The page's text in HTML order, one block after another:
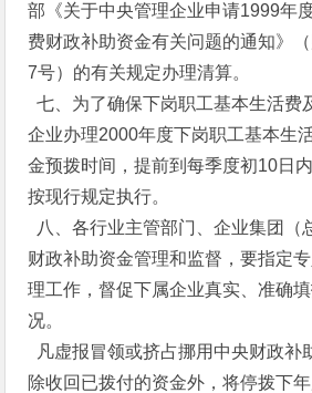
部《关于中央管理企业申请1999年
费财政补助资金有关问题的通知》
7号）的有关规定办理清算。
七、为了确保下岗职工基本生活费
企业办理2000年度下岗职工基本生
金预拨时间，提前到每季度初10日
按现行规定执行。
八、各行业主管部门、企业集团（
财政补助资金管理和监督，要指定
理工作，督促下属企业真实、准确
况。
凡虚报冒领或挤占挪用中央财政补
除收回已拨付的资金外，将停拨下